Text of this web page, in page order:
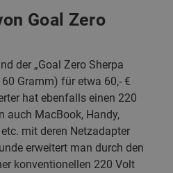
Goal Zero
der „Goal Zero Sherpa
Gramm) für etwa 60,- €
hat ebenfalls einen 220
auch MacBook, Handy,
mit deren Netzadapter
erweitert man durch den
konventionellen 220 Volt